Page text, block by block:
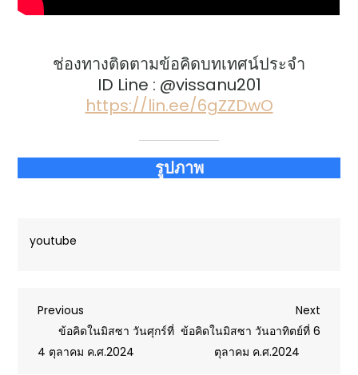
ช่องทางติดตามข้อคิดบทเทศน์ประจำ
ID Line : @vissanu201
https://lin.ee/6gZZDwO
รูปภาพ
youtube
Post
navigation
Previous
Post
Previous
ข้อคิดในมิสซา วันศุกร์ที่
4 ตุลาคม ค.ศ.2024
Next
Post
Next
ข้อคิดในมิสซา วันอาทิตย์ที่ 6
ตุลาคม ค.ศ.2024